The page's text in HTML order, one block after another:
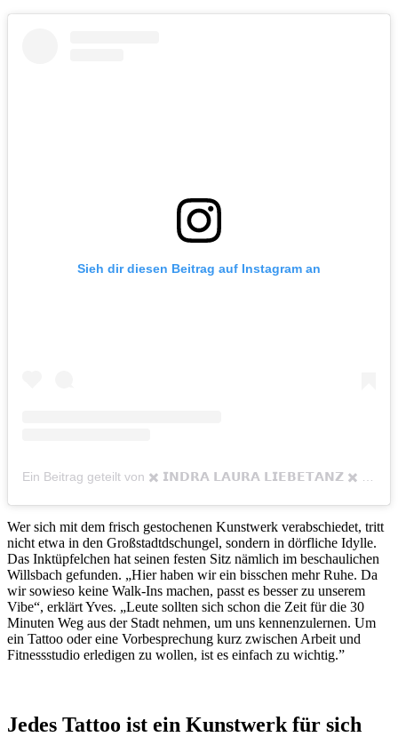
Sieh dir diesen Beitrag auf Instagram an
Wer sich mit dem frisch gestochenen Kunstwerk verabschiedet, tritt
nicht etwa in den Großstadtdschungel, sondern in dörfliche Idylle.
Das Inktüpfelchen hat seinen festen Sitz nämlich im beschaulichen
Willsbach gefunden. „Hier haben wir ein bisschen mehr Ruhe. Da
wir sowieso keine Walk-Ins machen, passt es besser zu unserem
Vibe“, erklärt Yves. „Leute sollten sich schon die Zeit für die 30
Minuten Weg aus der Stadt nehmen, um uns kennenzulernen. Um
ein Tattoo oder eine Vorbesprechung kurz zwischen Arbeit und
Fitnessstudio erledigen zu wollen, ist es einfach zu wichtig.”
Jedes Tattoo ist ein Kunstwerk für sich